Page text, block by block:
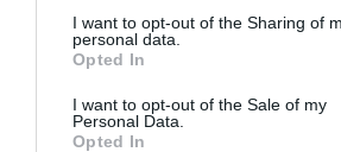
I want to opt-out of the Sharing of
personal data.
Opted In
I want to opt-out of the Sale of my
Personal Data.
Opted In